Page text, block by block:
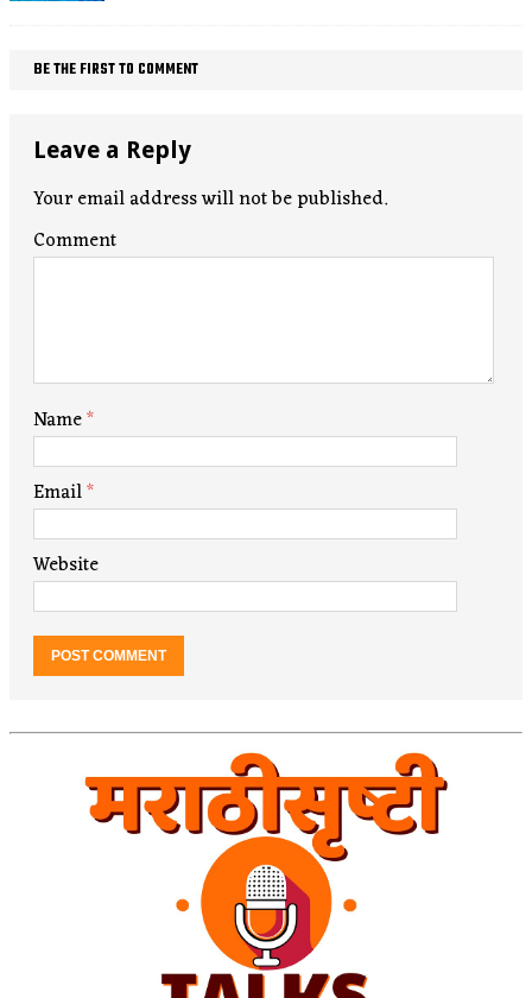
BE THE FIRST TO COMMENT
Leave a Reply
Your email address will not be published.
Comment
Name*
Email*
Website